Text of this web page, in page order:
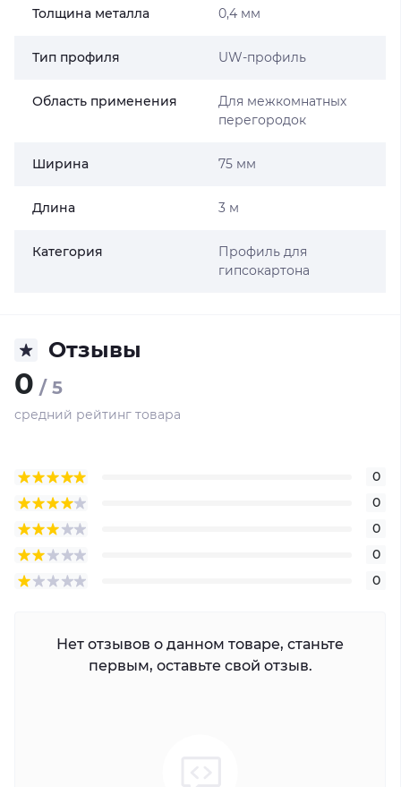
Толщина металла 0,4 мм
Тип профиля UW-профиль
Область применения
Для межкомнатных
перегородок
Ширина 75 мм
Длина 3 м
Категория
Профиль для
гипсокартона
Отзывы
0 / 5
средний рейтинг товара
0
0
0
0
0
Нет отзывов о данном товаре, станьте
первым, оставьте свой отзыв.